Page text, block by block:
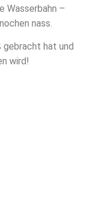
Wasserbahn –
nass.
gebracht hat und
wird!